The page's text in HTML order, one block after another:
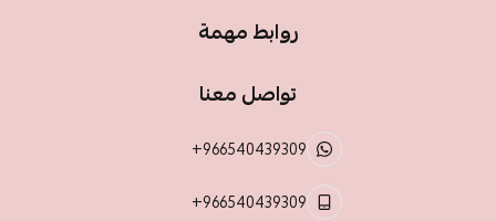
روابط مهمة
تواصل معنا
+966540439309
+966540439309